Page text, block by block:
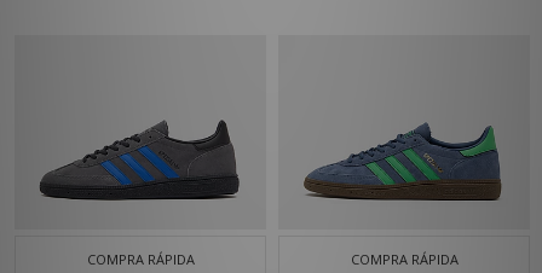
COMPRA RÁPIDA COMPRA RÁPIDA